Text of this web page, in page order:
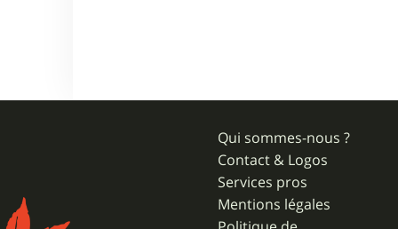
Qui sommes-nous ?
Contact & Logos
Services pros
Mentions légales